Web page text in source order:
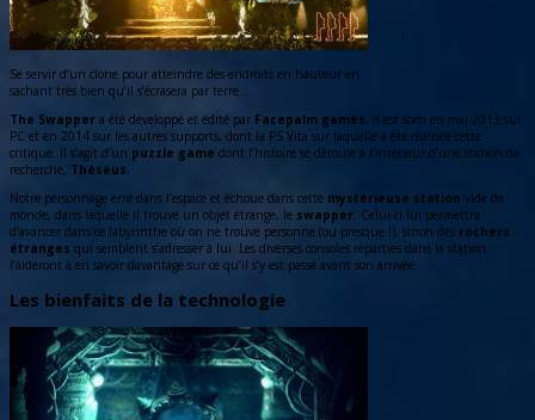
Se servir d’un clone pour atteindre des endroits en hauteur en
sachant très bien qu’il s’écrasera par terre…
The Swapper a été développé et édité par Facepalm games, il est sorti en mai 2013 sur
PC et en 2014 sur les autres supports, dont la PS Vita sur laquelle a été réalisée cette
critique. Il s’agit d’un puzzle game dont l’histoire se déroule à l’intérieur d’une station de
recherche, Théséus
Notre personnage erre dans l’espace et échoue dans cette mystérieuse station vide de
monde, dans laquelle il trouve un objet étrange, le swapper . Celui-ci lui permettra
d’avancer dans ce labyrinthe où on ne trouve personne (ou presque !), sinon des rochers
étranges qui semblent s’adresser à lui. Les diverses consoles réparties dans la station
l’aideront à en savoir davantage sur ce qu’il s’y est passé avant son arrivée.
Les bienfaits de la technologie